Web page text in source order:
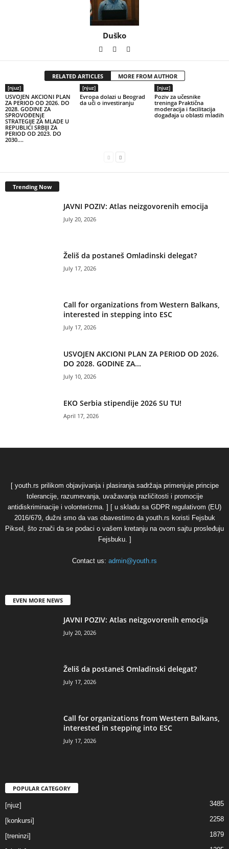
Duško
RELATED ARTICLES MORE FROM AUTHOR
[njuz]
USVOJEN AKCIONI PLAN
ZA PERIOD OD 2026. DO
2028. GODINE ZA
SPROVOĐENjE
STRATEGIJE ZA MLADE U
REPUBLICI SRBIJI ZA
PERIOD OD 2023. DO
2030....
[njuz]
Evropa dolazi u Beograd
da uči o investiranju
[njuz]
Poziv za učesnike
treninga Praktična
moderacija i facilitacija
događaja u oblasti mladih
Trending Now
JAVNI POZIV: Atlas neizgovorenih emocija
July 20, 2026
Želiš da postaneš Omladinski delegat?
July 17, 2026
Call for organizations from Western Balkans,
interested in stepping into ESC
July 17, 2026
USVOJEN AKCIONI PLAN ZA PERIOD OD 2026.
DO 2028. GODINE ZA...
July 10, 2026
EKO Serbia stipendije 2026 SU TU!
April 17, 2026
[ youth.rs prilikom objavjivanja i plasiranja sadržaja primenjuje principe
tolerancije, razumevanja, uvažavanja različitosti i promocije
antidiskriminacije i volonterizma. ] [ u skladu sa GDPR regulativom (EU)
2016/679, dužni smo da vas obavestimo da youth.rs koristi Fejsbuk
Piksel, što znači da se podaci o vašem kretanju na ovom sajtu prosleđuju
Fejsbuku. ]
Contact us: admin@youth.rs
EVEN MORE NEWS
JAVNI POZIV: Atlas neizgovorenih emocija
July 20, 2026
Želiš da postaneš Omladinski delegat?
July 17, 2026
Call for organizations from Western Balkans,
interested in stepping into ESC
July 17, 2026
POPULAR CATEGORY
[njuz] 3485
[konkursi] 2258
[treninzi] 1879